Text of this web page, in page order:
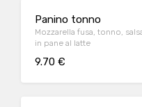
Panino tonno
Mozzarella fusa, tonno,
in pane al latte
9.70 €